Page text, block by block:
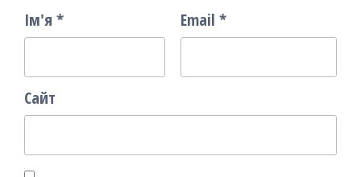
Ім'я * Email *
Сайт